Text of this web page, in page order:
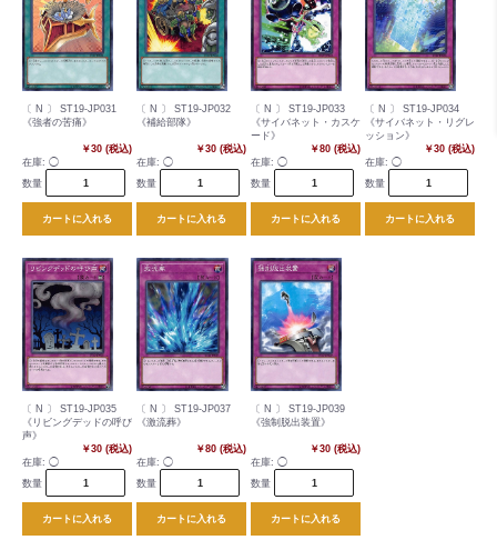
〔 N 〕 ST19-JP031
《強者の苦痛》
￥30 (税込)
在庫: ◯
数量
カートに入れる
〔 N 〕 ST19-JP032
《補給部隊》
￥30 (税込)
在庫: ◯
数量
カートに入れる
〔 N 〕 ST19-JP033
《サイバネット・カスケ
ード》
￥80 (税込)
在庫: ◯
数量
カートに入れる
〔 N 〕 ST19-JP034
《サイバネット・リグレ
ッション》
￥30 (税込)
在庫: ◯
数量
カートに入れる
〔 N 〕 ST19-JP035
《リビングデッドの呼び
声》
￥30 (税込)
在庫: ◯
数量
カートに入れる
〔 N 〕 ST19-JP037
《激流葬》
￥80 (税込)
在庫: ◯
数量
カートに入れる
〔 N 〕 ST19-JP039
《強制脱出装置》
￥30 (税込)
在庫: ◯
数量
カートに入れる